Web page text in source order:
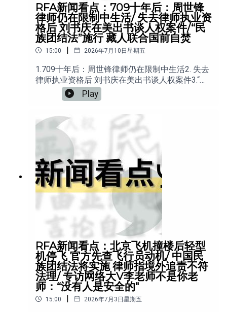
RFA新闻看点：709十年后：周世锋
律师仍在限制中生活/ 失去律师执业资
格后 刘书庆在美出书谈人权案件/“民
族团结法”施行 藏人联合国前自焚
15:00 | 2026年7月10日星期五
1.709十年后：周世锋律师仍在限制中生活2. 失去
律师执业资格后 刘书庆在美出书谈人权案件3.“民
族团结法”施行 藏人联合国前自焚4.合肥垃圾站项
目取消：政府为何这次选择了让步？5.一句“走个
Play
RFA新闻看点：北京飞机撞楼后轻型
机停飞 官方先查飞行员动机/ 中国民
族团结法将实施 律师指境外追责不符
法理/ 专访网络大V李老师不是你老
师：“没有人是安全的"
15:00 | 2026年7月3日星期五